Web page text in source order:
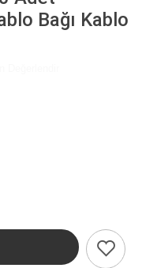
Bağı Kablo